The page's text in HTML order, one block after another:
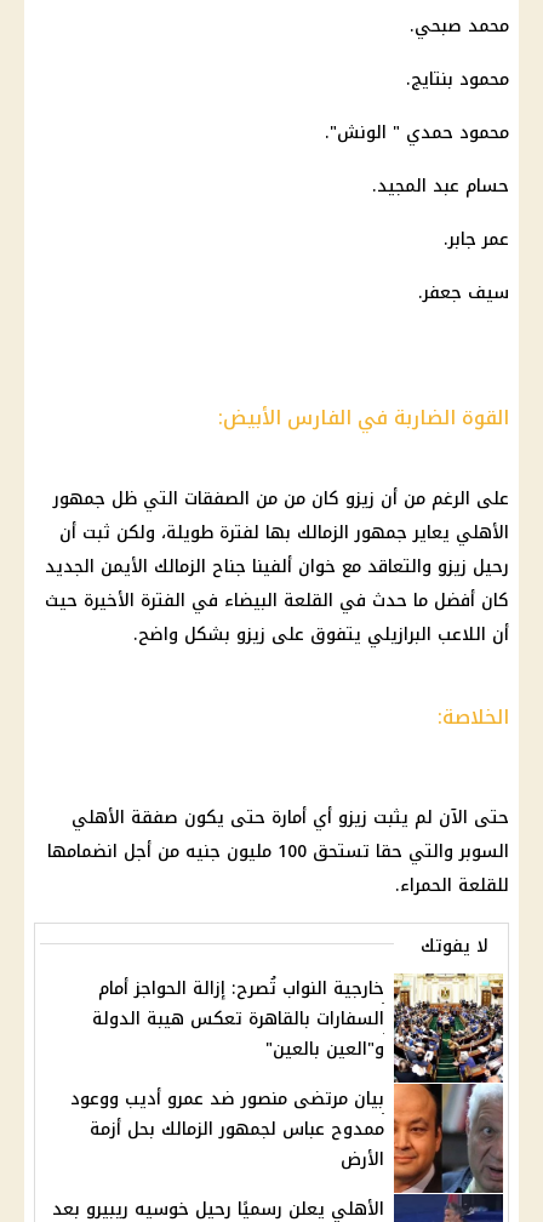
محمد صبحي.
محمود بنتايج.
محمود حمدي " الونش".
حسام عبد المجيد.
عمر جابر.
سيف جعفر.
القوة الضاربة في الفارس الأبيض:
على الرغم من أن زيزو كان من من الصفقات التي ظل جمهور
الأهلي يعاير جمهور الزمالك بها لفترة طويلة، ولكن ثبت أن
رحيل زيزو والتعاقد مع خوان ألفينا جناح الزمالك الأيمن الجديد
كان أفضل ما حدث في القلعة البيضاء في الفترة الأخيرة حيث
أن اللاعب البرازيلي يتفوق على زيزو بشكل واضح.
الخلاصة:
حتى الآن لم يثبت زيزو أي أمارة حتى يكون صفقة الأهلي
السوبر والتي حقا تستحق 100 مليون جنيه من أجل انضمامها
للقلعة الحمراء.
لا يفوتك
خارجية النواب تُصرح: إزالة الحواجز أمام
السفارات بالقاهرة تعكس هيبة الدولة
و"العين بالعين"
بيان مرتضى منصور ضد عمرو أديب ووعود
ممدوح عباس لجمهور الزمالك بحل أزمة
الأرض
الأهلي يعلن رسميًا رحيل خوسيه ريبيرو بعد